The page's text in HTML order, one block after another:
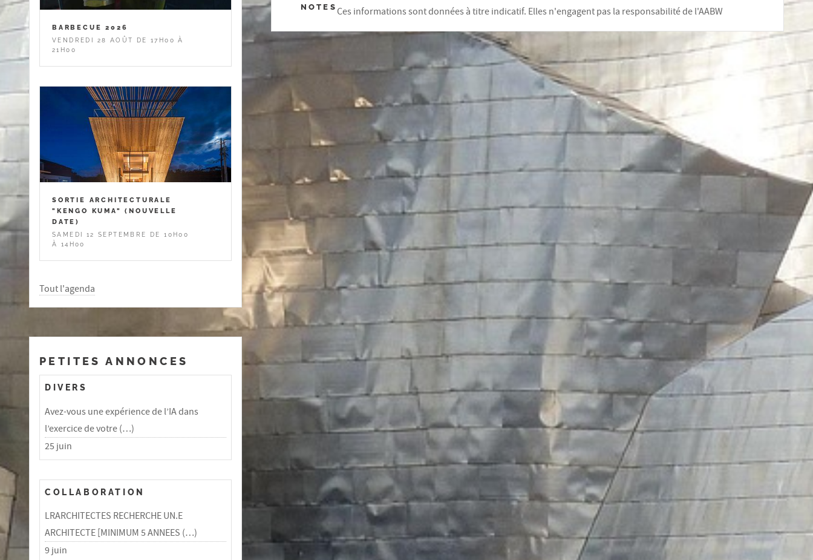
NOTES Ces informations sont données à titre indicatif. Elles n'engagent pas la responsabilité de l'AABW
BARBECUE 2026
VENDREDI 28 AOÛT DE 17H00 À
21H00
SORTIE ARCHITECTURALE
"KENGO KUMA" (NOUVELLE
DATE)
SAMEDI 12 SEPTEMBRE DE 10H00
À 14H00
Tout l'agenda
PETITES ANNONCES
DIVERS
Avez-vous une expérience de l’IA dans
l’exercice de votre (…)
25 juin
COLLABORATION
LRARCHITECTES RECHERCHE UN.E
ARCHITECTE [MINIMUM 5 ANNEES (…)
9 juin